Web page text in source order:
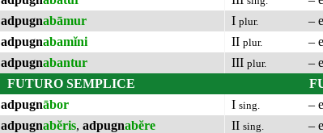
adpugnabāmur
adpugnabamĭni
adpugnabantur
FUTURO SEMPLICE
adpugnābor
adpugnabĕris, adpugnabĕre
I plur.
–
II plur.
–
III plur.
–
I sing.
–
II sing.
–